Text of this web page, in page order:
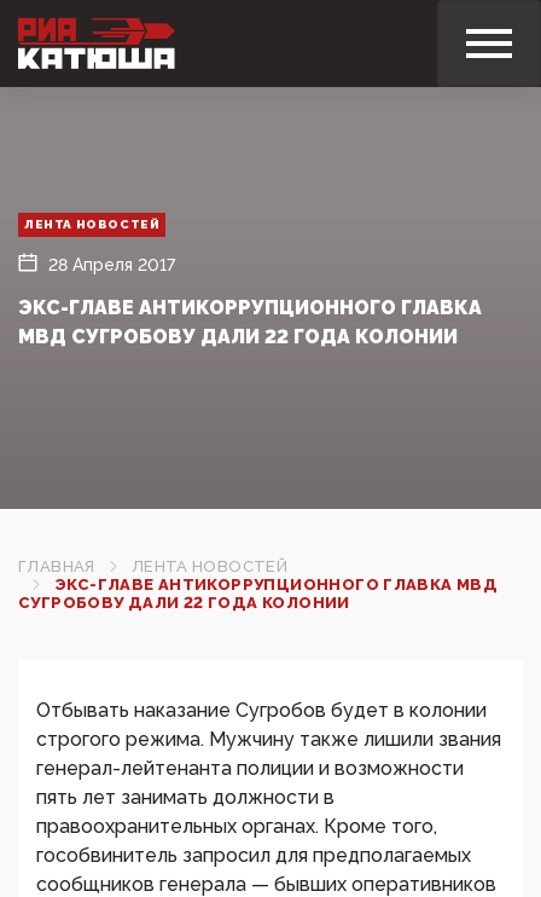
ЛЕНТА НОВОСТЕЙ
28 Апреля 2017
ЭКС-ГЛАВЕ АНТИКОРРУПЦИОННОГО ГЛАВКА
МВД СУГРОБОВУ ДАЛИ 22 ГОДА КОЛОНИИ
ГЛАВНАЯ
ЛЕНТА НОВОСТЕЙ
ЭКС-ГЛАВЕ АНТИКОРРУПЦИОННОГО ГЛАВКА МВД
СУГРОБОВУ ДАЛИ 22 ГОДА КОЛОНИИ
Отбывать наказание Сугробов будет в колонии
строгого режима. Мужчину также лишили звания
генерал-лейтенанта полиции и возможности
пять лет занимать должности в
правоохранительных органах. Кроме того,
гособвинитель запросил для предполагаемых
сообщников генерала — бывших оперативников